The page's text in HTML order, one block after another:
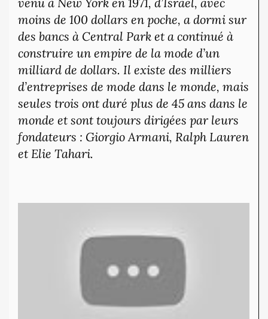
moins de 100 dollars en poche, a dormi sur
des bancs à Central Park et a continué à
construire un empire de la mode d’un
milliard de dollars. Il existe des milliers
d’entreprises de mode dans le monde, mais
seules trois ont duré plus de 45 ans dans le
monde et sont toujours dirigées par leurs
fondateurs : Giorgio Armani, Ralph Lauren
et Elie Tahari.